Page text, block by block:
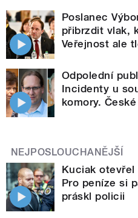
Poslanec
přibrzdit vlak,
Veřejnost ale
Odpolední
Incidenty u
komory.
NEJPOSLOUCHANĚJŠÍ
Kuciak
Pro peníze si
práskl policii